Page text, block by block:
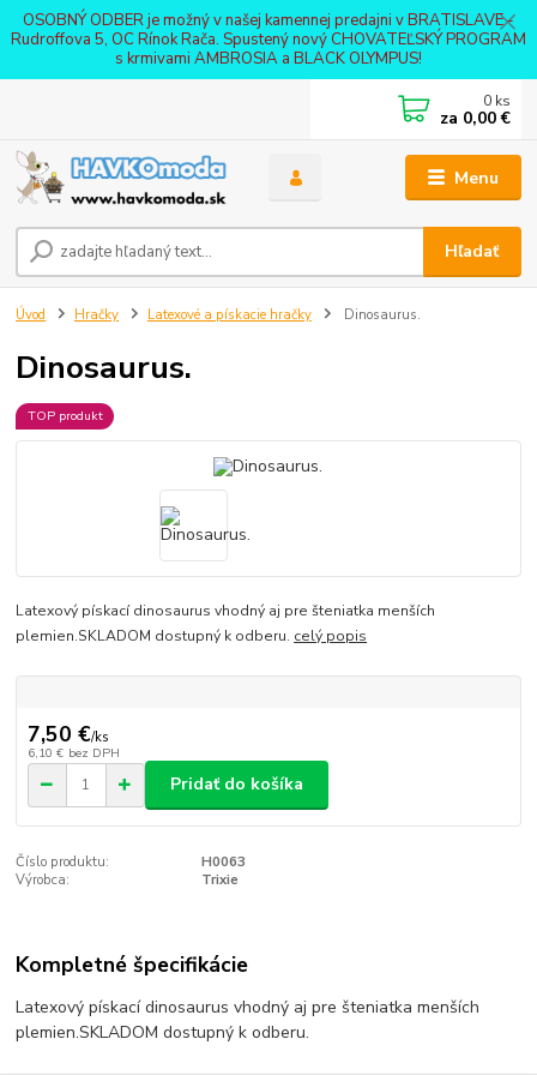
OSOBNÝ ODBER je možný v našej kamennej predajni v BRATISLAVE -
Rudroffova 5, OC Rínok Rača. Spustený nový CHOVATEĽSKÝ PROGRAM
s krmivami AMBROSIA a BLACK OLYMPUS!
Menu
Hľadať
0 ks
za 0,00 €
Úvod Hračky Latexové a pískacie hračky Dinosaurus.
Dinosaurus.
TOP produkt
Latexový pískací dinosaurus vhodný aj pre šteniatka menších
plemien.SKLADOM dostupný k odberu. celý popis
7,50 €/ks
6,10 € bez DPH
Pridať do košíka
Číslo produktu:
H0063
Výrobca:
Trixie
Kompletné špecifikácie
Latexový pískací dinosaurus vhodný aj pre šteniatka menších
plemien.SKLADOM dostupný k odberu.